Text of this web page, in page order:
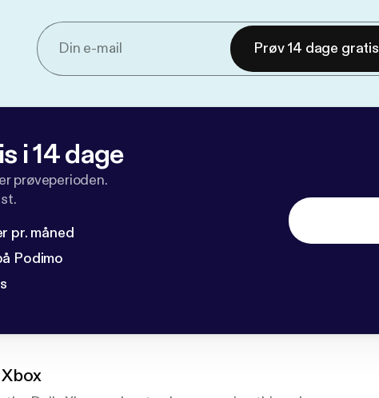
Prøv 14 dage gratis
i 14 dage
prøveperioden.
pr. måned
Podimo